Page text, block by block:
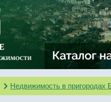
Недвижимость в пригородах